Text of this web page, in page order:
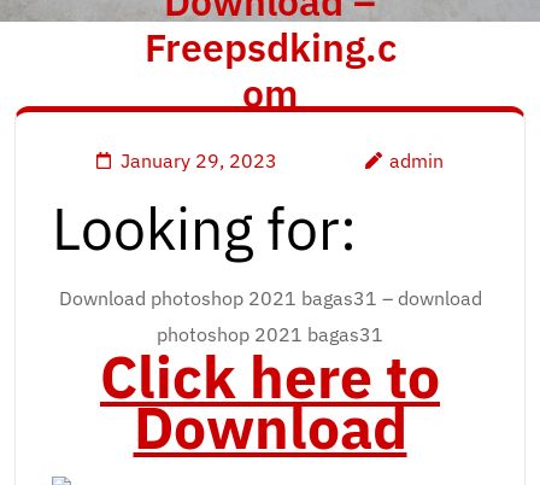
Freepsdking.c
om
January 29, 2023 admin
Looking for:
Download photoshop 2021 bagas31 – download
photoshop 2021 bagas31
Click here to
Download